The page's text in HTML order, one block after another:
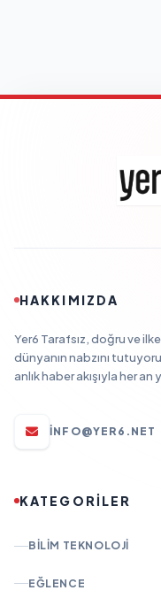
HAKKIMIZDA
Yer6 Tarafsız, doğru ve
dünyanın nabzını
anlık haber akışıyla her an
INFO@YER6.NET
KATEGORİLER
BILIM TEKNOLOJI
EĞLENCE